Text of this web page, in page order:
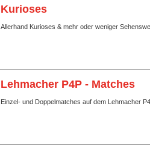
Kurioses
Allerhand Kurioses & mehr oder weniger
Lehmacher P4P - Matches
Einzel- und Doppelmatches auf dem Lehmacher